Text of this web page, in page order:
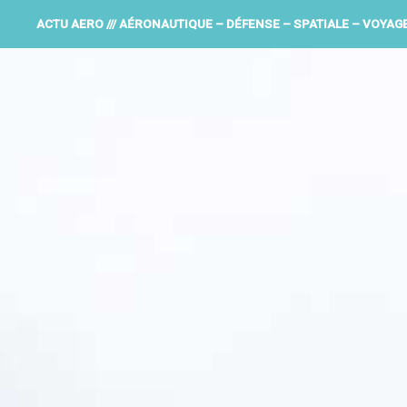
ACTU AERO /// AÉRONAUTIQUE – DÉFENSE – SPATIALE –